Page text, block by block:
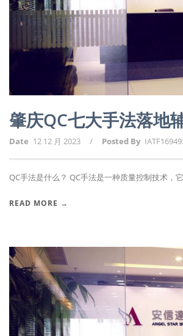
肇庆QC七大手法落地
Date 12 12 月 2023 / Posted By
QC手法是什么？ QC手法是一种质量控制技术，
READ MORE →